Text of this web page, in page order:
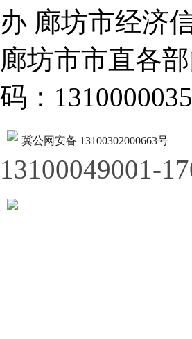
办 廊坊市经济
廊坊市市直各
码：1310000035
冀公网安备 13100302000663号
13100049001-